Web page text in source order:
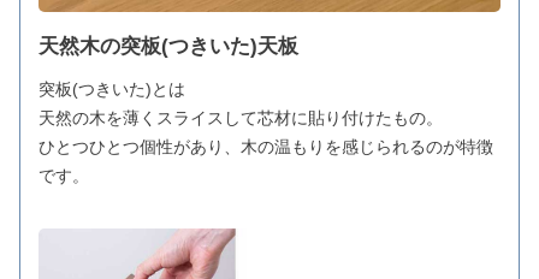
天然木の突板(つきいた)天板
突板(つきいた)とは
天然の木を薄くスライスして芯材に貼り付けたもの。
ひとつひとつ個性があり、木の温もりを感じられるのが特徴
です。